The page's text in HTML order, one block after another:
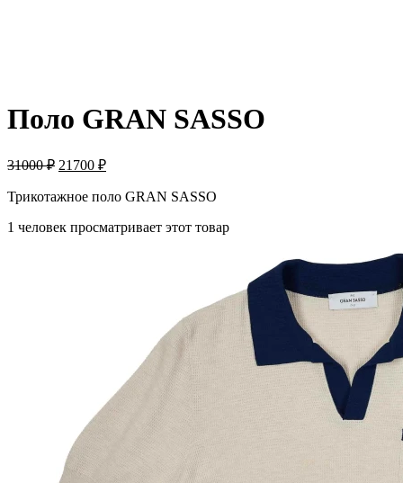
Поло GRAN SASSO
31000₽ 21700 ₽
Трикотажное поло GRAN SASSO
1 человек просматривает этот товар